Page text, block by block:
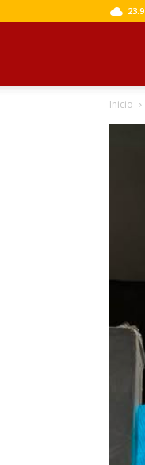
23.9
Inicio